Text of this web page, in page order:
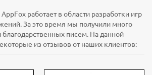
работает в области разработки игр
За это время мы получили много
писем. На данной
из отзывов от наших клиентов: